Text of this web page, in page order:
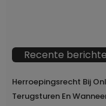
Recente
Herroepingsrecht Bij
Terugsturen En